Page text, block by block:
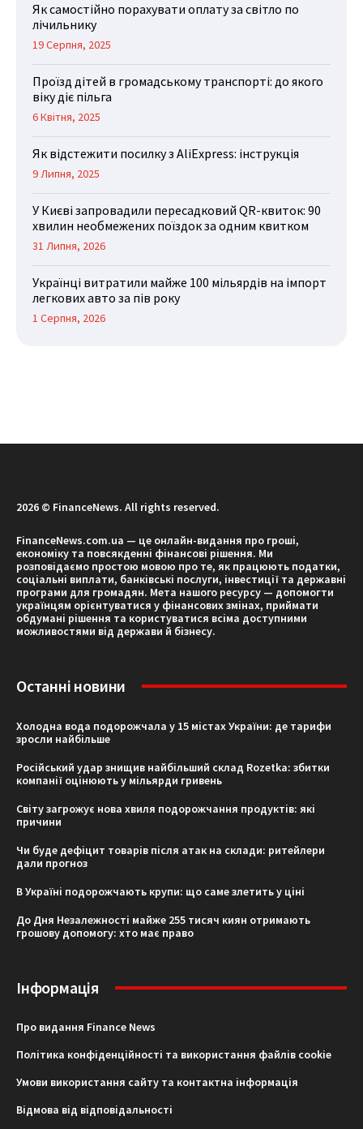
Як самостійно порахувати оплату за світло по
лічильнику
19 Серпня, 2025
Проїзд дітей в громадському транспорті: до якого
віку діє пільга
6 Квітня, 2025
Як відстежити посилку з AliExpress: інструкція
9 Липня, 2025
У Києві запровадили пересадковий QR-квиток: 90
хвилин необмежених поїздок за одним квитком
31 Липня, 2026
Українці витратили майже 100 мільярдів на імпорт
легкових авто за пів року
1 Серпня, 2026
2026 © FinanceNews. All rights reserved.
FinanceNews.com.ua — це онлайн-видання про гроші,
економіку та повсякденні фінансові рішення. Ми
розповідаємо простою мовою про те, як працюють податки,
соціальні виплати, банківські послуги, інвестиції та державні
програми для громадян. Мета нашого ресурсу — допомогти
українцям орієнтуватися у фінансових змінах, приймати
обдумані рішення та користуватися всіма доступними
можливостями від держави й бізнесу.
Останні новини
Холодна вода подорожчала у 15 містах України: де тарифи
зросли найбільше
Російський удар знищив найбільший склад Rozetka: збитки
компанії оцінюють у мільярди гривень
Світу загрожує нова хвиля подорожчання продуктів: які
причини
Чи буде дефіцит товарів після атак на склади: ритейлери
дали прогноз
В Україні подорожчають крупи: що саме злетить у ціні
До Дня Незалежності майже 255 тисяч киян отримають
грошову допомогу: хто має право
Інформація
Про видання Finance News
Політика конфіденційності та використання файлів cookie
Умови використання сайту та контактна інформація
Відмова від відповідальності